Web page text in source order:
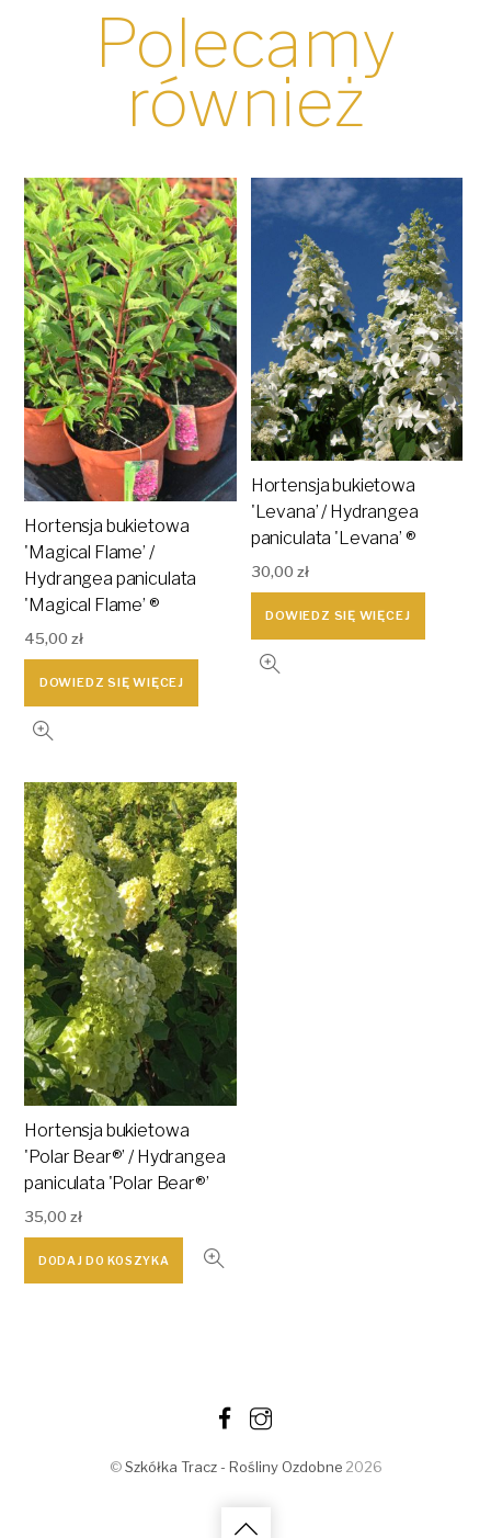
Polecamy
również
Hortensja bukietowa
'Magical Flame’ /
Hydrangea paniculata
'Magical Flame’ ®
45,00zł
DOWIEDZ SIĘ WIĘCEJ
Hortensja bukietowa
'Levana’ / Hydrangea
paniculata 'Levana’ ®
30,00 zł
DOWIEDZ SIĘ WIĘCEJ
Hortensja bukietowa
'Polar Bear®’ / Hydrangea
paniculata 'Polar Bear®’
35,00zł
DODAJ DO KOSZYKA
© Szkółka Tracz - Rośliny Ozdobne2026